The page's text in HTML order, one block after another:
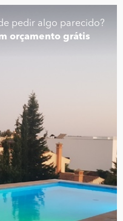
pedir algo parecido?
orçamento grátis